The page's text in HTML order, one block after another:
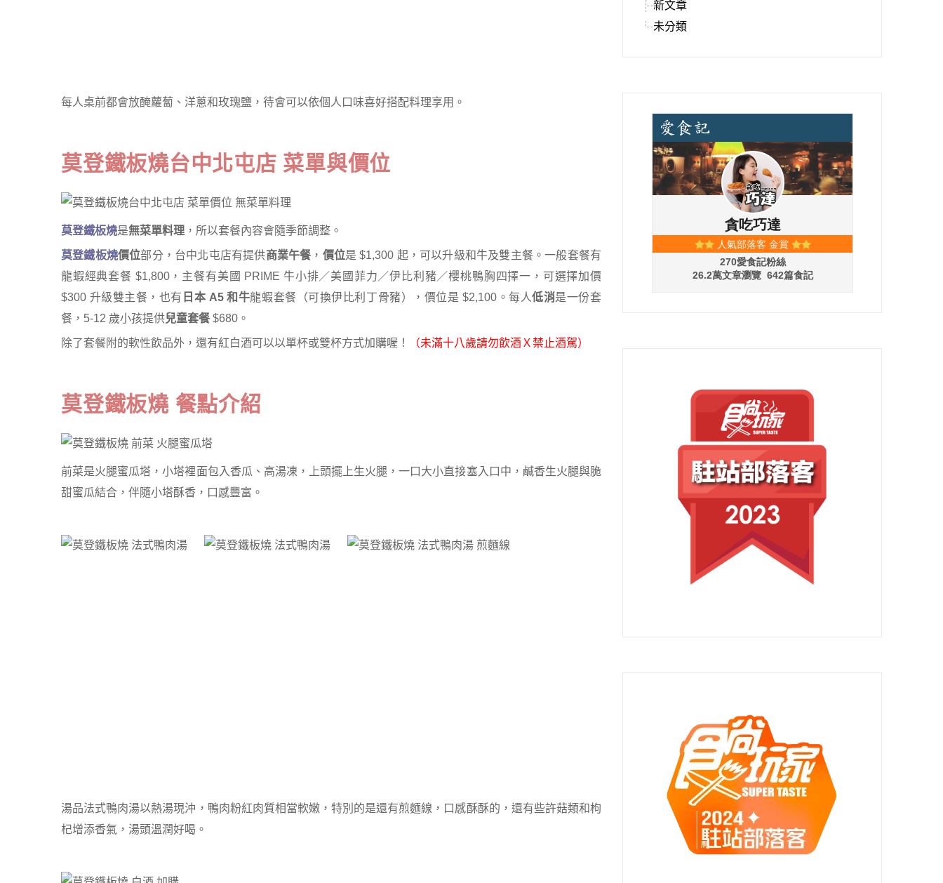
每人桌前都會放醃蘿蔔、洋蔥和玫瑰鹽，待會可以依個人口味喜好搭配料理享用。
莫登鐵板燒台中北屯店 菜單與價位
莫登鐵板燒是無菜單料理 ，所以套餐內容會隨季節調整。
莫登鐵板燒價位部分，台中北屯店有提供商業午餐 ， 價位是 $1,300 起，可以升級和牛及雙主餐。一般套餐有
龍蝦經典套餐 $1,800，主餐有美國 PRIME 牛小排／美國菲力／伊比利豬／櫻桃鴨胸四擇一，可選擇加價
$300 升級雙主餐，也有 日本 A5 和牛龍蝦套餐（可換伊比利丁骨豬），價位是 $2,100。每人低消是一份套
餐，5-12 歲小孩提供兒童套餐 $680。
除了套餐附的軟性飲品外，還有紅白酒可以以單杯或雙杯方式加購喔！ （未滿十八歲請勿飲酒Ｘ禁止酒駕）
莫登鐵板燒 餐點介紹
前菜是火腿蜜瓜塔，小塔裡面包入香瓜、高湯凍，上頭擺上生火腿，一口大小直接塞入口中，鹹香生火腿與脆
甜蜜瓜結合，伴隨小塔酥香，口感豐富。
湯品法式鴨肉湯以熱湯現沖，鴨肉粉紅肉質相當軟嫩，特別的是還有煎麵線，口感酥酥的，還有些許菇類和枸
杞增添香氣，湯頭溫潤好喝。
新文章
未分類